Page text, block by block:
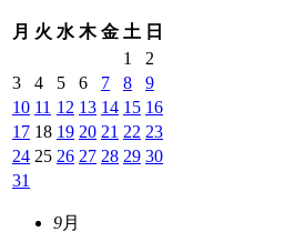
月 火 水 木 金 土 日
1
2
3
4 5 6 7 8
9
10 11 12 13 14 15 16
17 18 19 20 21 22 23
24 25 26 27 28 29 30
31
9月